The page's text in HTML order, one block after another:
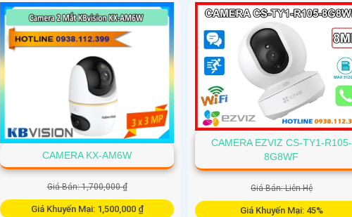
CAMERA KX-AM6W
Giá Bán: 1,700,000 ₫
Giá Khuyến Mại: 1,500,000 ₫
CAMERA EZVIZ CS-TY1-R105-
8G8WF
Giá Bán: Liên Hệ
Giá Khuyến Mại: 45%